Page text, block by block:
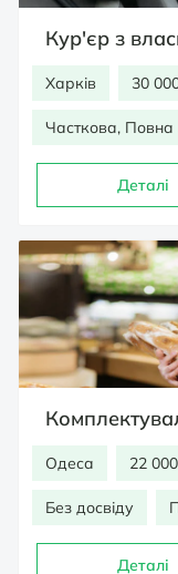
Кур'єр з
Харків 30
Часткова, Повна
Деталі
Одеса 22
Без досвіду
Деталі